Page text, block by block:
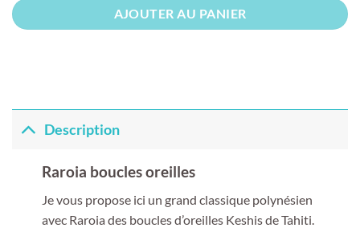
AJOUTER AU PANIER
Description
Raroia boucles oreilles
Je vous propose ici un grand classique polynésien
avec Raroia des boucles d’oreilles Keshis de Tahiti.